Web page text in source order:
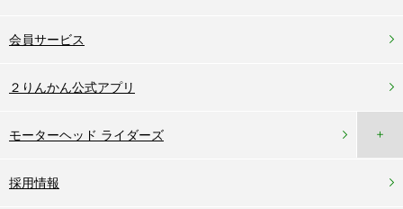
会員サービス
２りんかん公式アプリ
モーターヘッド ライダーズ ＋
採用情報